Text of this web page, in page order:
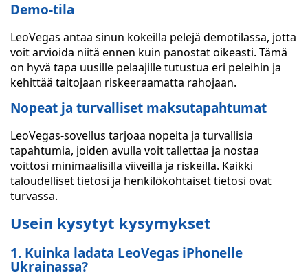
Demo-tila
LeoVegas antaa sinun kokeilla pelejä demotilassa, jotta
voit arvioida niitä ennen kuin panostat oikeasti. Tämä
on hyvä tapa uusille pelaajille tutustua eri peleihin ja
kehittää taitojaan riskeeraamatta rahojaan.
Nopeat ja turvalliset maksutapahtumat
LeoVegas-sovellus tarjoaa nopeita ja turvallisia
tapahtumia, joiden avulla voit tallettaa ja nostaa
voittosi minimaalisilla viiveillä ja riskeillä. Kaikki
taloudelliset tietosi ja henkilökohtaiset tietosi ovat
turvassa.
Usein kysytyt kysymykset
1. Kuinka ladata LeoVegas iPhonelle
Ukrainassa?